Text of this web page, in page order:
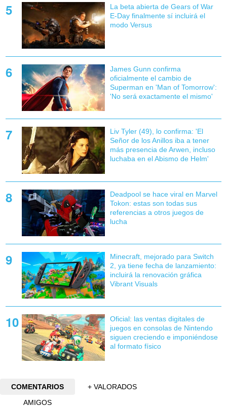
La beta abierta de Gears of War
E-Day finalmente sí incluirá el
modo Versus
James Gunn confirma
oficialmente el cambio de
Superman en 'Man of Tomorrow':
'No será exactamente el mismo'
Liv Tyler (49), lo confirma: 'El
Señor de los Anillos iba a tener
más presencia de Arwen, incluso
luchaba en el Abismo de Helm'
Deadpool se hace viral en Marvel
Tokon: estas son todas sus
referencias a otros juegos de
lucha
Minecraft, mejorado para Switch
2, ya tiene fecha de lanzamiento:
incluirá la renovación gráfica
Vibrant Visuals
Oficial: las ventas digitales de
juegos en consolas de Nintendo
siguen creciendo e imponiéndose
al formato físico
COMENTARIOS
+ VALORADOS
AMIGOS